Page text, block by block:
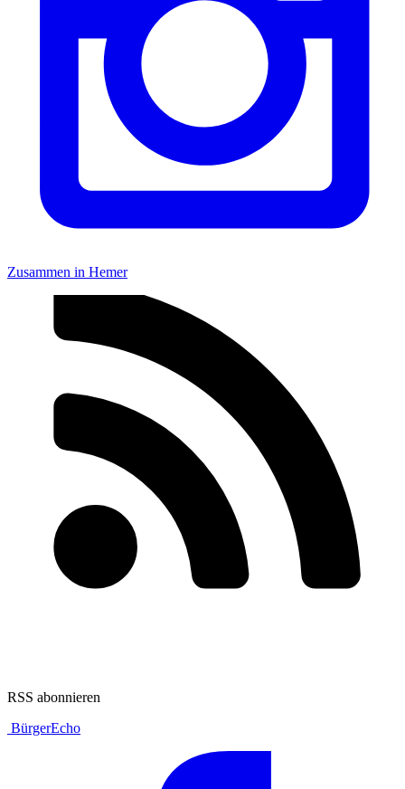
Zusammen in Hemer
RSS abonnieren
BürgerEcho